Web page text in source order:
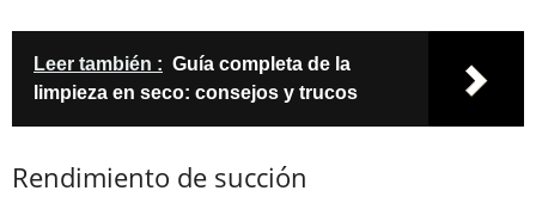
Leer también : Guía completa de la
limpieza en seco: consejos y trucos
Rendimiento de succión